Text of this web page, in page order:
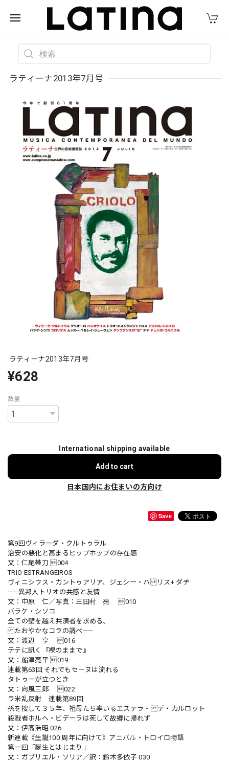
ラティーナ2013年7月号
ラティーナ2013年7月号
¥628
数量
International shipping available
Add to cart
日本国内にお住まいの方向け
Save
第9回ヴィラーダ・クルトゥラル
治安の悪化と高まるヒップホップの存在感
文：仁尾帯刀 004
TRIO ESTRANGEIROS
ヴィニシウス・カントゥアリア、ジェシー・ハ リス+ ダヂ
——異邦人トリオの共感と友情
文：中原 仁／写真：三田村 亮 010
バラケ・シソコ
全ての壁を越え共演者を求める、
たおやかなコラの調べ——
文：渡辺 亨 016
テテに訊く『裸のままで』
文：船津亮平 019
連載第63回 それでもセーヌは流れる
タトゥーが立つとき
文：向風三郎 022
ラ米乱反射 連載第89回
孫を捜して３５年、祖母たち率いるエステラ・ デ・カルロット
殺戮者ホルヘ・ビデーラは死して故郷に帰れず
文：伊高浩昭 026
新連載《生誕100 周年に向けて》アニバル・トロイロ物語
第一回「誕生とはじまり」
文：ガブリエル・ソリア／訳：鈴木多依子 030